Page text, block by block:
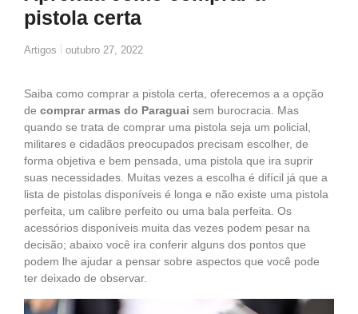
pistola certa
Artigos outubro 27, 2022
Saiba como comprar a pistola certa, oferecemos a a opção
de comprar armas do Paraguai sem burocracia. Mas
quando se trata de comprar uma pistola seja um policial,
militares e cidadãos preocupados precisam escolher, de
forma objetiva e bem pensada, uma pistola que ira suprir
suas necessidades. Muitas vezes a escolha é difícil já que a
lista de pistolas disponíveis é longa e não existe uma pistola
perfeita, um calibre perfeito ou uma bala perfeita. Os
acessórios disponíveis muita das vezes podem pesar na
decisão; abaixo você ira conferir alguns dos pontos que
podem lhe ajudar a pensar sobre aspectos que você pode
ter deixado de observar.